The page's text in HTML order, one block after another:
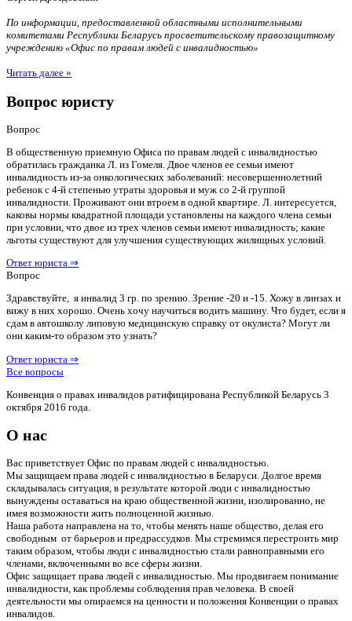
По информации, предоставленной областными исполнительными
комитетами Республики Беларусь просветительскому правозащитному
учреждению «Офис по правам людей с инвалидностью»
Читать далее »
Вопрос юристу
Вопрос
В общественную приемную Офиса по правам людей с инвалидностью
обратилась гражданка Л. из Гомеля. Двое членов ее семьи имеют
инвалидность из-за онкологических заболеваний: несовершеннолетний
ребенок с 4-й степенью утраты здоровья и муж со 2-й группой
инвалидности. Проживают они втроем в одной квартире. Л. интересуется,
каковы нормы квадратной площади установлены на каждого члена семьи
при условии, что двое из трех членов семьи имеют инвалидность; какие
льготы существуют для улучшения существующих жилищных условий.
Ответ юриста ⇒
Вопрос
Здравствуйте, я инвалид 3 гр. по зрению. Зрение -20 и -15. Хожу в линзах и
вижу в них хорошо. Очень хочу научиться водить машину. Что будет, если я
сдам в автошколу липовую медицинскую справку от окулиста? Могут ли
они каким-то образом это узнать?
Ответ юриста ⇒
Все вопросы
Конвенция о правах инвалидов ратифицирована Республикой Беларусь 3
октября 2016 года.
О нас
Вас приветствует Офис по правам людей с инвалидностью.
Мы защищаем права людей с инвалидностью в Беларуси. Долгое время
складывалась ситуация, в результате которой люди с инвалидностью
вынуждены оставаться на краю общественной жизни, изолированно, не
имея возможности жить полноценной жизнью.
Наша работа направлена на то, чтобы менять наше общество, делая его
свободным от барьеров и предрассудков. Мы стремимся перестроить мир
таким образом, чтобы люди с инвалидностью стали равноправными его
членами, включенными во все сферы жизни.
Офис защищает права людей с инвалидностью. Мы продвигаем понимание
инвалидности, как проблемы соблюдения прав человека. В своей
деятельности мы опираемся на ценности и положения Конвенции о правах
инвалидов.